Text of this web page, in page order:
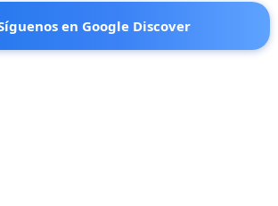
en Google Discover